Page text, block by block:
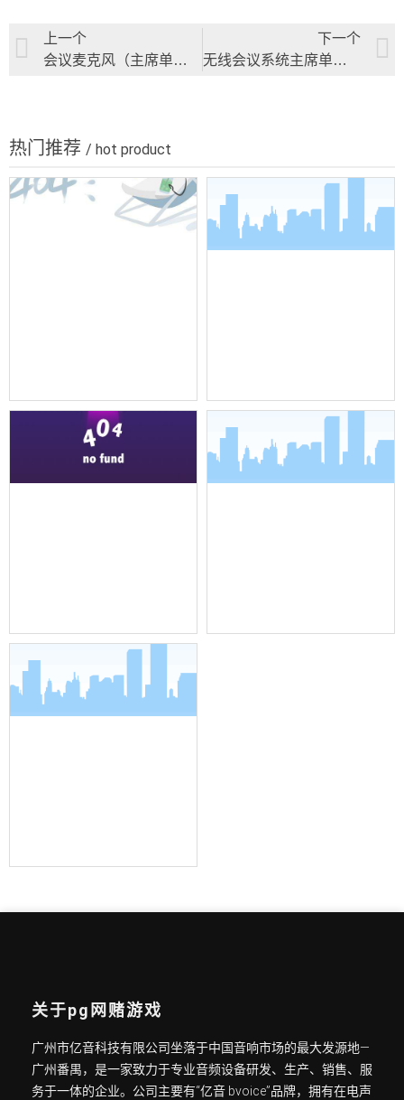
上一个
会议麦克风（主席单元）/会议麦克风（代表单元）
下一个
无线会议系统主席单元/无线会议系统代表单元
热门推荐 / hot product
关于pg网赌游戏
广州市亿音科技有限公司坐落于中国音响市场的最大发源地—
广州番禺，是一家致力于专业音频设备研发、生产、销售、服
务于一体的企业。公司主要有“亿音 bvoice”品牌，拥有在电声